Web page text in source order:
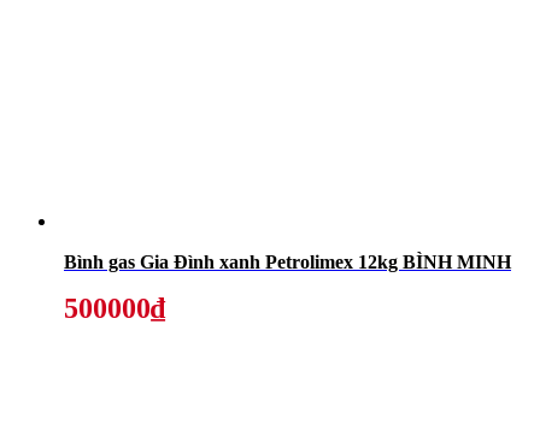
Bình gas Gia Đình xanh Petrolimex 12kg BÌNH MINH
500000₫